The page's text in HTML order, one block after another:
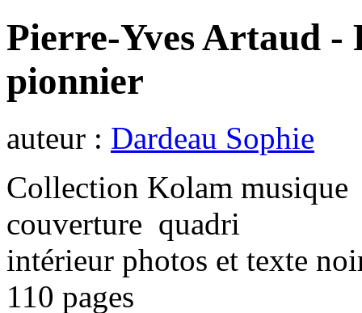
Pierre-Yves Artaud -
pionnier
auteur : Dardeau Sophie
Collection Kolam musique
couverture quadri
intérieur photos et texte
110 pages